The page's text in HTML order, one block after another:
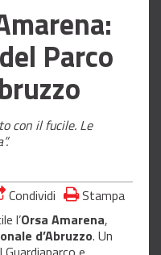
Parco
con il fucile. Le
Condividi
Stampa
l’Orsa Amarena,
d’Abruzzo. Un